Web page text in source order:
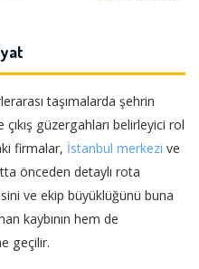
taşımalarda şehrin
güzergahları belirleyici rol
firmalar, İstanbul merkezi ve
önceden detaylı rota
ve ekip büyüklüğünü buna
kaybının hem de
geçilir.